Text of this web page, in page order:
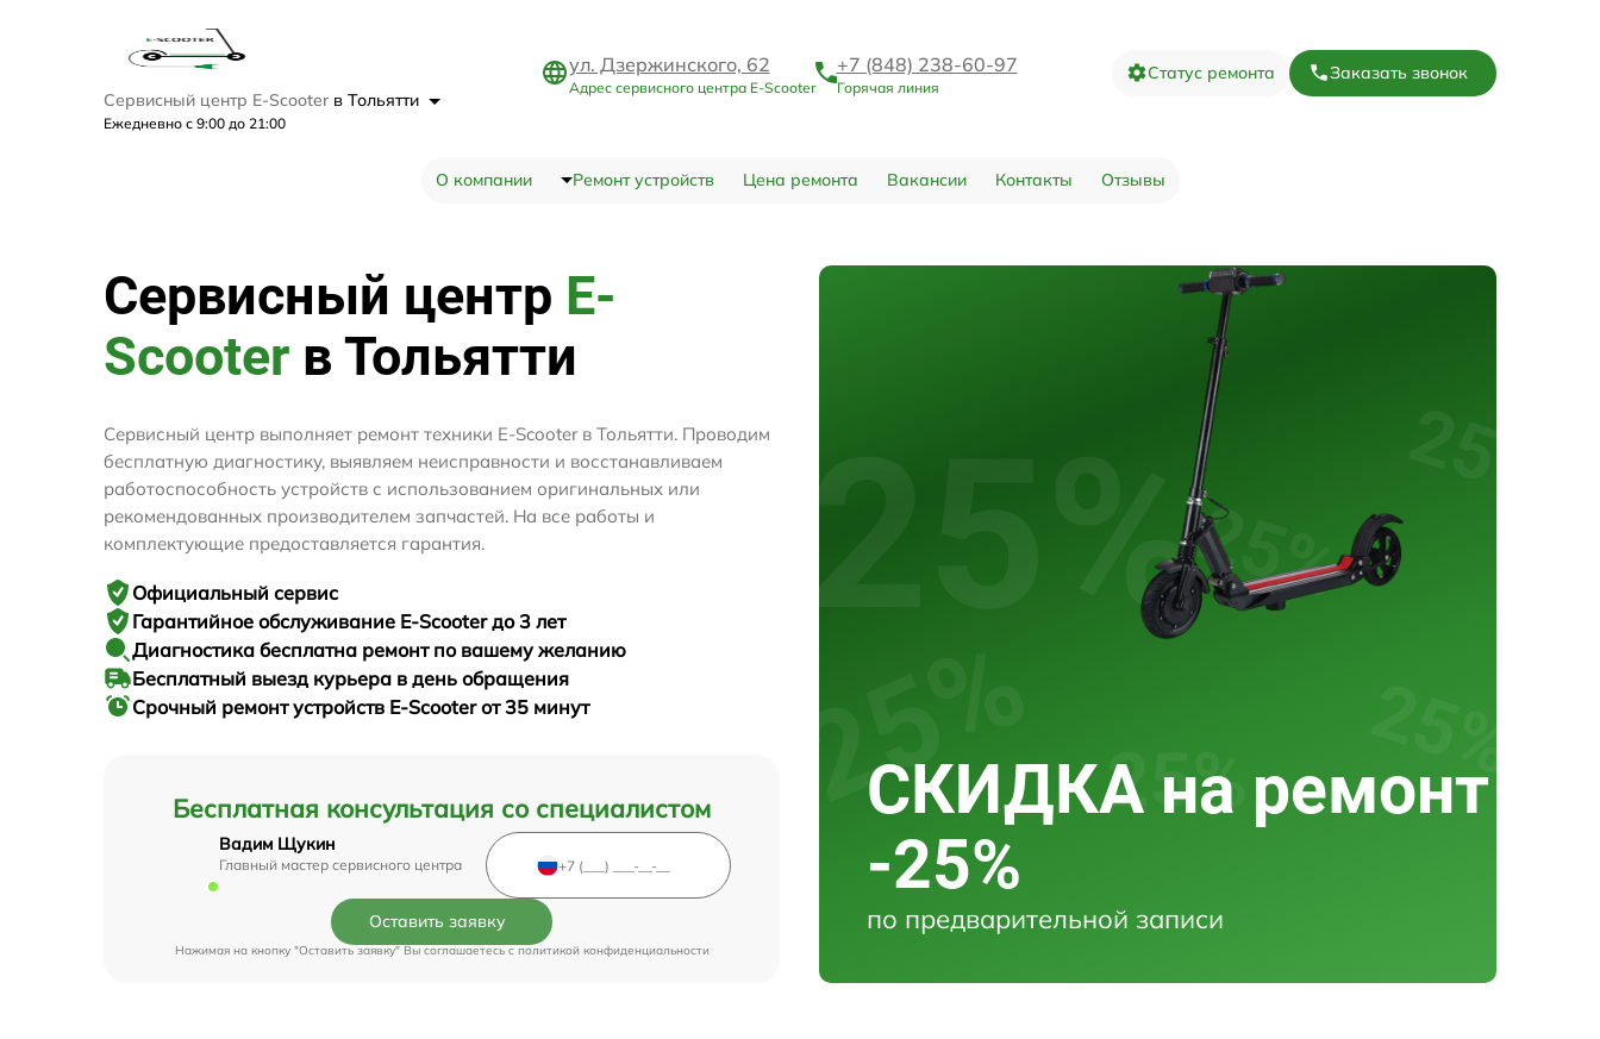
Сервисный центр E-Scooter в Тольятти
Ежедневно с 9:00 до 21:00
ул. Дзержинского, 62
Адрес сервисного центра E-Scooter
+7 (848) 238-60-97
Горячая линия
Статус ремонта Заказать звонок
О компании Ремонт устройств Цена ремонта Вакансии Контакты Отзывы
Сервисный центр E-
Scooter в Тольятти
Бесплатная консультация со специалистом
Вадим Щукин
Главный мастер сервисного центра
Оставить заявку
Нажимая на кнопку "Оставить заявку" Вы соглашаетесь cполитикой конфиденциальности
Сервисный центр выполняет ремонт техники E-Scooter в Тольятти. Проводим
бесплатную диагностику, выявляем неисправности и восстанавливаем
работоспособность устройств с использованием оригинальных или
рекомендованных производителем запчастей. На все работы и
комплектующие предоставляется гарантия.
Официальный сервис
Гарантийное обслуживание E-Scooter до 3 лет
Диагностика бесплатна ремонт по вашему желанию
Бесплатный выезд курьера в день обращения
Срочный ремонтустройств E-Scooter от 35 минут
СКИДКА на ремонт
-25%
по предварительной записи